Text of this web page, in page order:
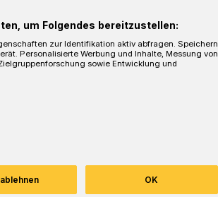
um Folgendes bereitzustellen:
zur Identifikation aktiv abfragen. Speichern
Personalisierte Werbung und Inhalte, Messung von
sowie Entwicklung und
OK